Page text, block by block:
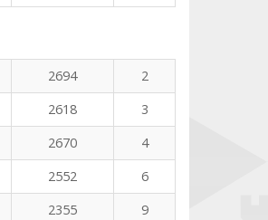
2694
2
2618
3
2670
4
2552
6
2355
9